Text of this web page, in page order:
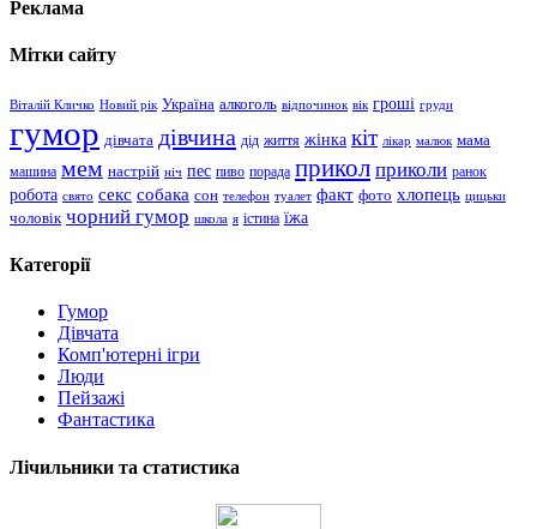
Реклама
Мітки сайту
Віталій Кличко Новий рік Україна алкоголь відпочинок вік гроші груди
гумор дівчата дівчина дід життя жінка кіт лікар малюк мама
машина мем настрій ніч пес пиво порада прикол приколи ранок
робота свято секс собака сон телефон туалет факт фото хлопець цицьки
чоловік чорний гумор школа я істина їжа
Категорії
Гумор
Дівчата
Комп'ютерні ігри
Люди
Пейзажі
Фантастика
Лічильники та статистика